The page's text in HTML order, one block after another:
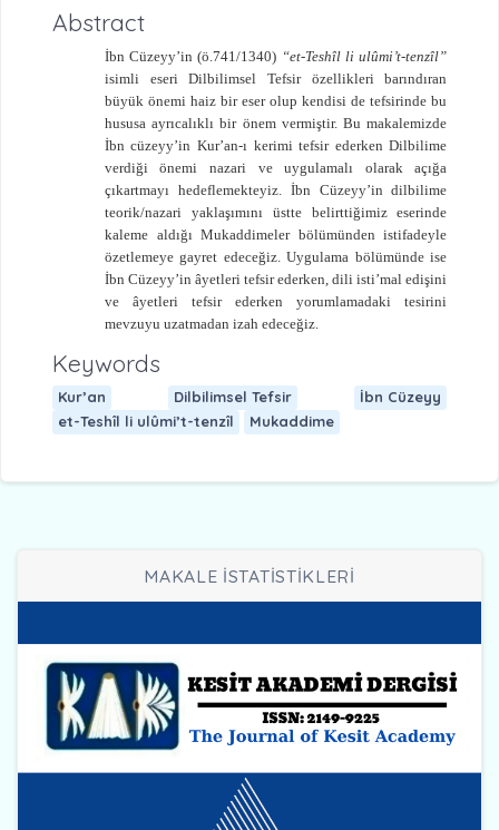
Abstract
İbn Cüzeyy’in (ö.741/1340) “et-Teshîl li ulûmi’t-tenzîl”
isimli eseri Dilbilimsel Tefsir özellikleri barındıran
büyük önemi haiz bir eser olup kendisi de tefsirinde bu
hususa ayrıcalıklı bir önem vermiştir. Bu makalemizde
İbn cüzeyy’in Kur’an-ı kerimi tefsir ederken Dilbilime
verdiği önemi nazari ve uygulamalı olarak açığa
çıkartmayı hedeflemekteyiz. İbn Cüzeyy’in dilbilime
teorik/nazari yaklaşımını üstte belirttiğimiz eserinde
kaleme aldığı Mukaddimeler bölümünden istifadeyle
özetlemeye gayret edeceğiz. Uygulama bölümünde ise
İbn Cüzeyy’in âyetleri tefsir ederken, dili isti’mal edişini
ve âyetleri tefsir ederken yorumlamadaki tesirini
mevzuyu uzatmadan izah edeceğiz.
Keywords
Kur’an Dilbilimsel Tefsir
İbn Cüzeyy
et-Teshîl li ulûmi’t-tenzîl
Mukaddime
MAKALE İSTATİSTİKLERİ